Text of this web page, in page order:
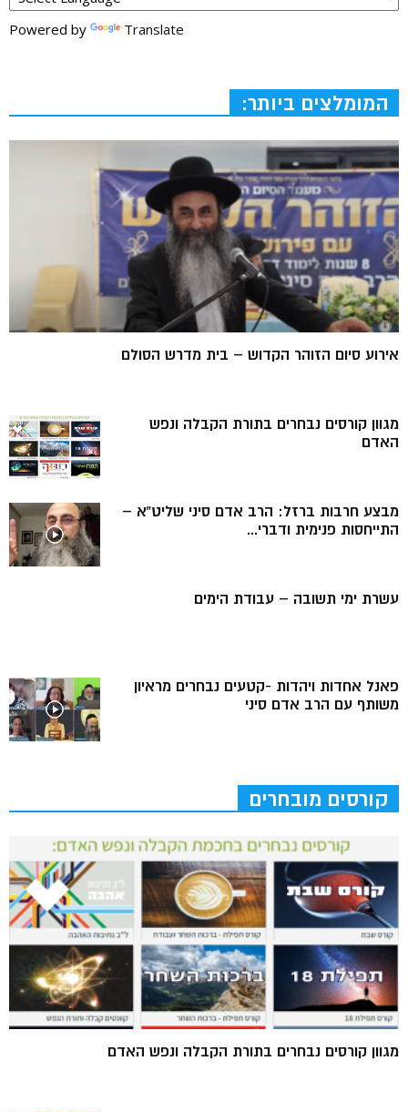
Powered by Translate
המומלצים ביותר:
אירוע סיום הזוהר הקדוש – בית מדרש הסולם
מגוון קורסים נבחרים בתורת הקבלה ונפש
האדם
מבצע חרבות ברזל: הרב אדם סיני שליט”א –
התייחסות פנימית ודברי...
עשרת ימי תשובה – עבודת הימים
פאנל אחדות ויהדות -קטעים נבחרים מראיון
משותף עם הרב אדם סיני
קורסים מובחרים
מגוון קורסים נבחרים בתורת הקבלה ונפש האדם